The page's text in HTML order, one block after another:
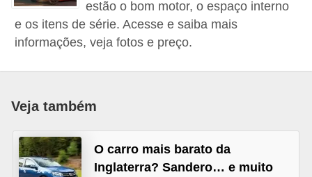
estão o bom motor, o espaço interno
e os itens de série. Acesse e saiba mais
informações, veja fotos e preço.
Veja também
O carro mais barato da
Inglaterra? Sandero… e muito
o
p
c
i
n
i
s